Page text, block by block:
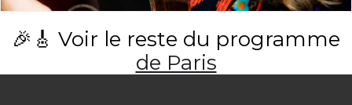
🎉🎸 Voir le reste du programme
de Paris